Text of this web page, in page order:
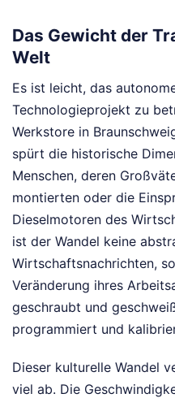
Das Gewicht der
Welt
Es ist leicht, das
Technologieprojekt zu
Werkstore in
spürt die historische
Menschen, deren
montierten oder die
Dieselmotoren des
ist der Wandel keine
Wirtschaftsnachrichten,
Veränderung ihres
geschraubt und
programmiert und
Dieser kulturelle Wandel
viel ab. Die